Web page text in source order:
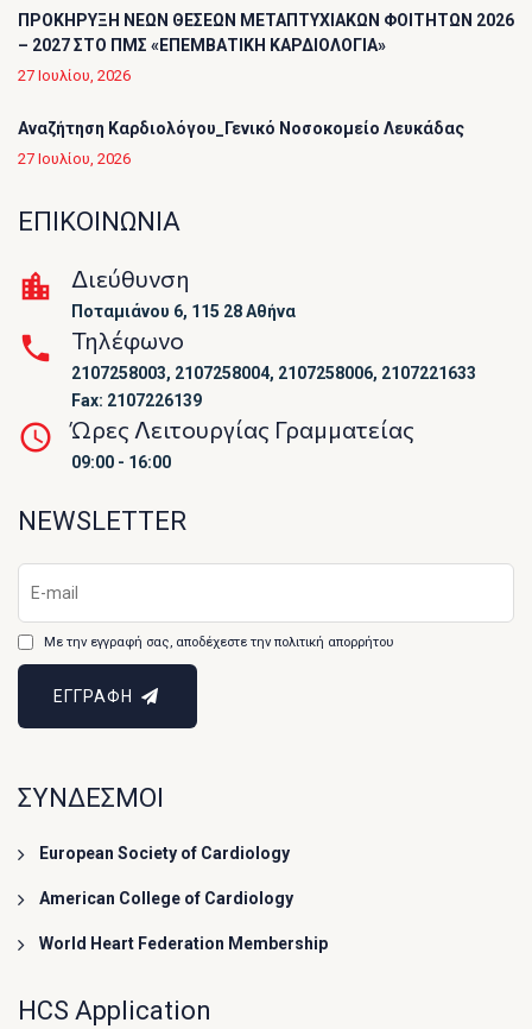
ΠΡΟΚΗΡΥΞΗ ΝΕΩΝ ΘΕΣΕΩΝ ΜΕΤΑΠΤΥΧΙΑΚΩΝ ΦΟΙΤΗΤΩΝ 2026
– 2027 ΣΤΟ ΠΜΣ «ΕΠΕΜΒΑΤΙΚΗ ΚΑΡΔΙΟΛΟΓΙΑ»
27 Ιουλίου, 2026
Αναζήτηση Καρδιολόγου_Γενικό Νοσοκομείο Λευκάδας
27 Ιουλίου, 2026
ΕΠΙΚΟΙΝΩΝΙΑ
Διεύθυνση
Ποταμιάνου 6, 115 28 Αθήνα
Τηλέφωνο
2107258003, 2107258004, 2107258006, 2107221633
Fax: 2107226139
Ώρες Λειτουργίας Γραμματείας
09:00 - 16:00
NEWSLETTER
Με την εγγραφή σας, αποδέχεστε την πολιτική απορρήτου
ΕΓΓΡΑΦΗ
ΣΥΝΔΕΣΜΟΙ
European Society of Cardiology
American College of Cardiology
World Heart Federation Membership
HCS Application